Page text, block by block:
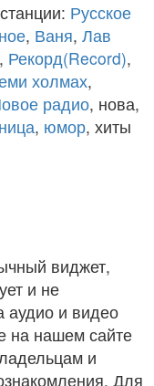
Русское
, Ваня, Лав
, Рекорд(Record),
холмах,
радио, нова,
, юмор, хиты
виджет,
и не
аудио и видео
на нашем сайте
и
Для